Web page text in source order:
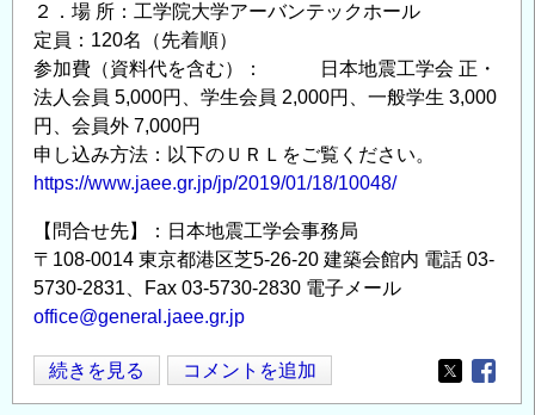
の
２．場 所：工学院大学アーバンテックホール
定員：120名（先着順）
参加費（資料代を含む）： 日本地震工学会 正・
法人会員 5,000円、学生会員 2,000円、一般学生 3,000
円、会員外 7,000円
申し込み方法：以下のＵＲＬをご覧ください。
https://www.jaee.gr.jp/jp/2019/01/18/10048/
【問合せ先】：日本地震工学会事務局
〒108-0014 東京都港区芝5-26-20 建築会館内 電話 03-
5730-2831、Fax 03-5730-2830 電子メール
office@general.jaee.gr.jp
【開
催
続きを見る コメントを追加
Opens in